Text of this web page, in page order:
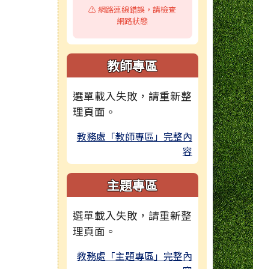
⚠️ 網路連線錯誤，請檢查
網路狀態
教師專區
選單載入失敗，請重新整
理頁面。
教務處「教師專區」完整內
容
主題專區
選單載入失敗，請重新整
理頁面。
教務處「主題專區」完整內